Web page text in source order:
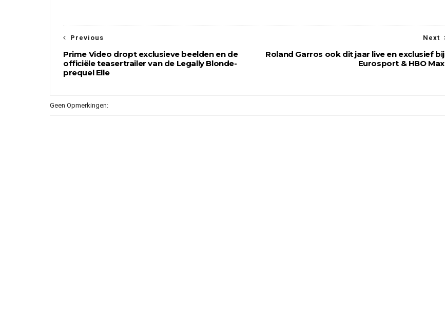
Next
Roland Garros ook dit jaar live en exclusief bij
Eurosport & HBO Max
Previous
Prime Video dropt exclusieve beelden en de
officiële teasertrailer van de Legally Blonde-
prequel Elle
Geen Opmerkingen: